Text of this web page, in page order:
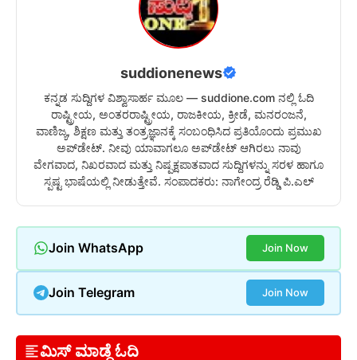
suddionenews
ಕನ್ನಡ ಸುದ್ದಿಗಳ ವಿಶ್ವಾಸಾರ್ಹ ಮೂಲ — suddione.com ನಲ್ಲಿ ಓದಿ
ರಾಷ್ಟ್ರೀಯ, ಅಂತರರಾಷ್ಟ್ರೀಯ, ರಾಜಕೀಯ, ಕ್ರೀಡೆ, ಮನರಂಜನೆ,
ವಾಣಿಜ್ಯ, ಶಿಕ್ಷಣ ಮತ್ತು ತಂತ್ರಜ್ಞಾನಕ್ಕೆ ಸಂಬಂಧಿಸಿದ ಪ್ರತಿಯೊಂದು ಪ್ರಮುಖ
ಅಪ್‌ಡೇಟ್. ನೀವು ಯಾವಾಗಲೂ ಅಪ್‌ಡೇಟ್ ಆಗಿರಲು ನಾವು
ವೇಗವಾದ, ನಿಖರವಾದ ಮತ್ತು ನಿಷ್ಪಕ್ಷಪಾತವಾದ ಸುದ್ದಿಗಳನ್ನು ಸರಳ ಹಾಗೂ
ಸ್ಪಷ್ಟ ಭಾಷೆಯಲ್ಲಿ ನೀಡುತ್ತೇವೆ. ಸಂಪಾದಕರು: ನಾಗೇಂದ್ರ ರೆಡ್ಡಿ ಪಿ.ಎಲ್
Join WhatsApp Join Now
Join Telegram Join Now
ಮಿಸ್ ಮಾಡ್ದೆ ಓದಿ